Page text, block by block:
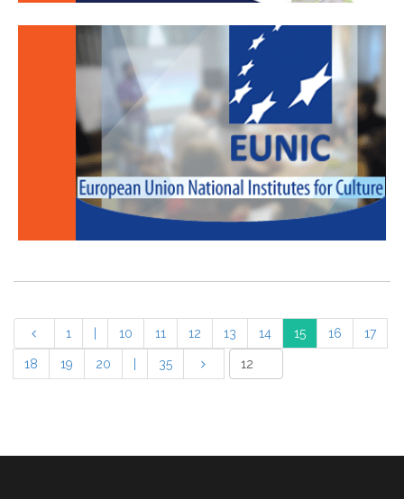
1 10 11 12 13 14 15 16 17
18 19 20 35